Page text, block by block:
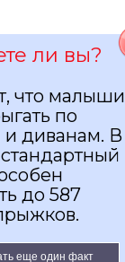
ли вы?
что малыши
по
и диванам. В
до 587
еще один факт